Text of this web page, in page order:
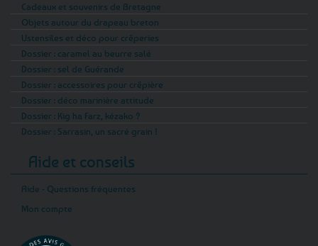
Cadeaux et souvenirs de Bretagne
Objets autour du drapeau breton
Ustensiles et déco pour crêperies
Dossier : caramel au beurre salé
Dossier : sel de Guérande
Dossier : accessoires pour crêpière
Dossier : déco marinière attitude
Dossier : Kig ha Farz, kézako ?
Dossier : Sarrasin, un sacré grain !
Aide et conseils
Aide - Questions fréquentes
Mon compte